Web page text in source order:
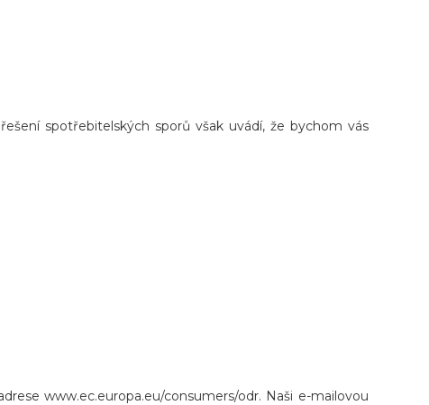
spotřebitelských sporů však uvádí, že bychom vás
www.ec.europa.eu/consumers/odr. Naši e-mailovou